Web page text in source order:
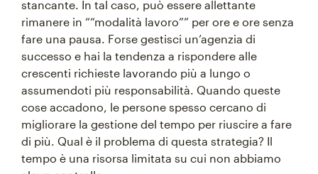
stancante. In tal caso, può essere allettante
rimanere in ““modalità lavoro”” per ore e ore senza
fare una pausa. Forse gestisci un’agenzia di
successo e hai la tendenza a rispondere alle
crescenti richieste lavorando più a lungo o
assumendoti più responsabilità. Quando queste
cose accadono, le persone spesso cercano di
migliorare la gestione del tempo per riuscire a fare
di più. Qual è il problema di questa strategia? Il
tempo è una risorsa limitata su cui non abbiamo